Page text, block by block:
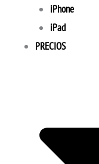
iPhone
iPad
PRECIOS